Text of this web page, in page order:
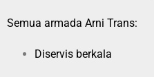
Semua armada Arni Trans:
Diservis berkala